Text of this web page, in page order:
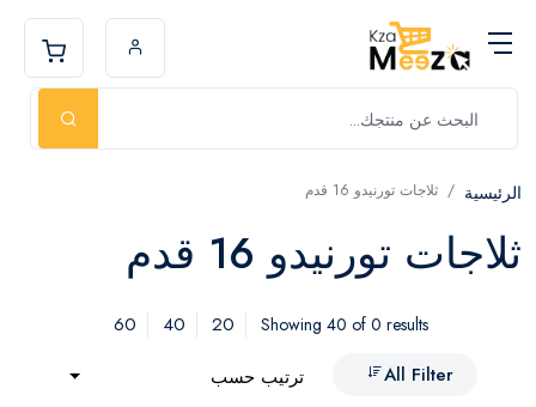
الرئيسية ثلاجات تورنيدو 16 قدم
ثلاجات تورنيدو 16 قدم
Showing 40 of 0 results
20
40
60
All Filter
ترتيب حسب